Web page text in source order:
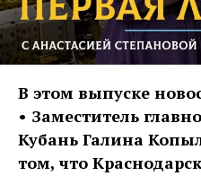
В этом выпуске
• Заместитель
Кубань Галина
том, что